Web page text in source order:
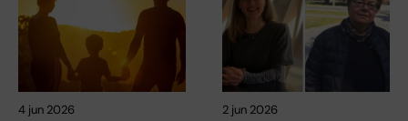
4 jun 2026 2 jun 2026